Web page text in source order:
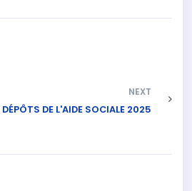
NEXT
DÉPÔTS DE L'AIDE SOCIALE 2025